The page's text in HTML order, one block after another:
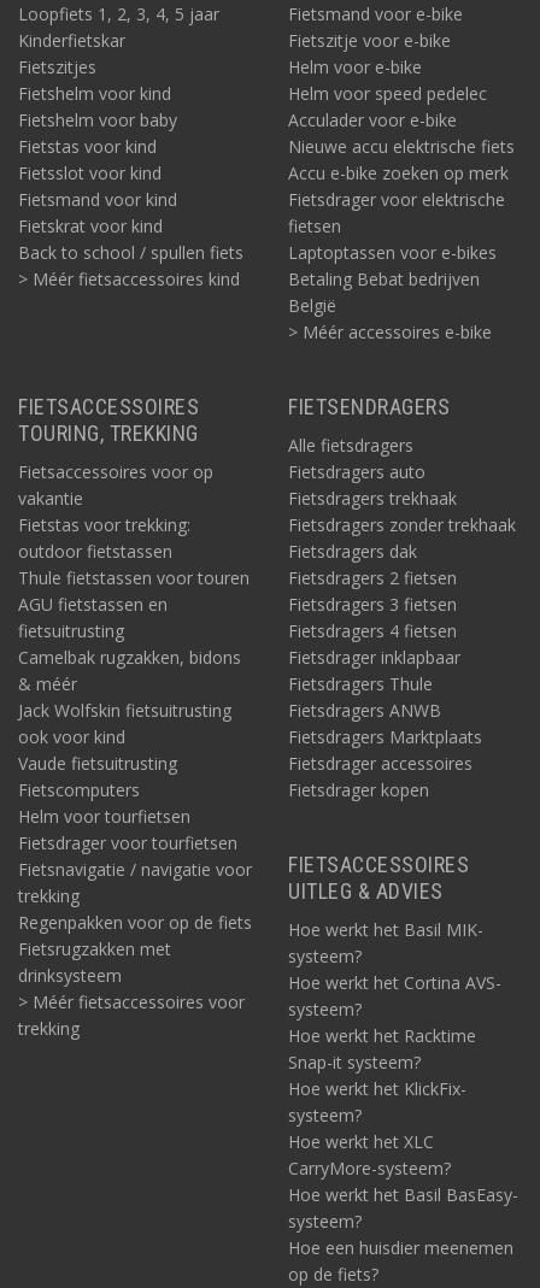
Loopfiets 1, 2, 3, 4, 5 jaar
Kinderfietskar
Fietszitjes
Fietshelm voor kind
Fietshelm voor baby
Fietstas voor kind
Fietsslot voor kind
Fietsmand voor kind
Fietskrat voor kind
Back to school / spullen fiets
> Méér fietsaccessoires kind
Fietsmand voor e-bike
Fietszitje voor e-bike
Helm voor e-bike
Helm voor speed pedelec
Acculader voor e-bike
Nieuwe accu elektrische fiets
Accu e-bike zoeken op merk
Fietsdrager voor elektrische
fietsen
Laptoptassen voor e-bikes
Betaling Bebat bedrijven
België
> Méér accessoires e-bike
FIETSACCESSOIRES
TOURING, TREKKING
Fietsaccessoires voor op
vakantie
Fietstas voor trekking:
outdoor fietstassen
Thule fietstassen voor touren
AGU fietstassen en
fietsuitrusting
Camelbak rugzakken, bidons
& méér
Jack Wolfskin fietsuitrusting
ook voor kind
Vaude fietsuitrusting
Fietscomputers
Helm voor tourfietsen
Fietsdrager voor tourfietsen
Fietsnavigatie / navigatie voor
trekking
Regenpakken voor op de fiets
Fietsrugzakken met
drinksysteem
> Méér fietsaccessoires voor
trekking
FIETSENDRAGERS
Alle fietsdragers
Fietsdragers auto
Fietsdragers trekhaak
Fietsdragers zonder trekhaak
Fietsdragers dak
Fietsdragers 2 fietsen
Fietsdragers 3 fietsen
Fietsdragers 4 fietsen
Fietsdrager inklapbaar
Fietsdragers Thule
Fietsdragers ANWB
Fietsdragers Marktplaats
Fietsdrager accessoires
Fietsdrager kopen
FIETSACCESSOIRES
UITLEG & ADVIES
Hoe werkt het Basil MIK-
systeem?
Hoe werkt het Cortina AVS-
systeem?
Hoe werkt het Racktime
Snap-it systeem?
Hoe werkt het KlickFix-
systeem?
Hoe werkt het XLC
CarryMore-systeem?
Hoe werkt het Basil BasEasy-
systeem?
Hoe een huisdier meenemen
op de fiets?